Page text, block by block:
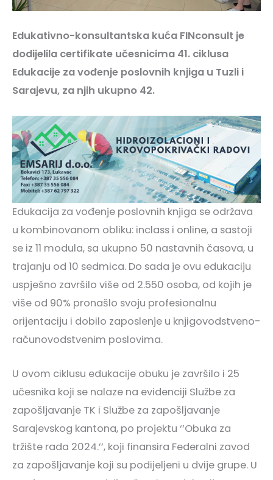
Edukativno-konsultantska kuća FINconsult je
dodijelila certifikate učesnicima 41. ciklusa
Edukacije za vođenje poslovnih knjiga u Tuzli i
Sarajevu, za njih ukupno 42.
Edukacija za vođenje poslovnih knjiga se održava
u kombinovanom obliku: inclass i online, a sastoji
se iz 11 modula, sa ukupno 50 nastavnih časova, u
trajanju od 10 sedmica. Do sada je ovu edukaciju
uspješno završilo više od 2.550 osoba, od kojih je
više od 90% pronašlo svoju profesionalnu
orijentaciju i dobilo zaposlenje u knjigovodstveno-
računovodstvenim poslovima.
U ovom ciklusu edukacije obuku je završilo i 25
učesnika koji se nalaze na evidenciji Službe za
zapošljavanje TK i Službe za zapošljavanje
Sarajevskog kantona, po projektu ‘’Obuka za
tržište rada 2024.’’, koji finansira Federalni zavod
za zapošljavanje koji su podijeljeni u dvije grupe. U